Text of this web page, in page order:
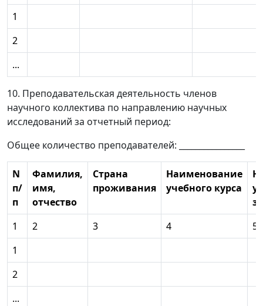
1
2
...
10. Преподавательская деятельность членов
научного коллектива по направлению научных
исследований за отчетный период:
Общее количество преподавателей: ________________
N
п/
п
Фамилия,
имя,
отчество
Страна
проживания
Наименование
учебного курса
1
2 3 4
5
1
2
...